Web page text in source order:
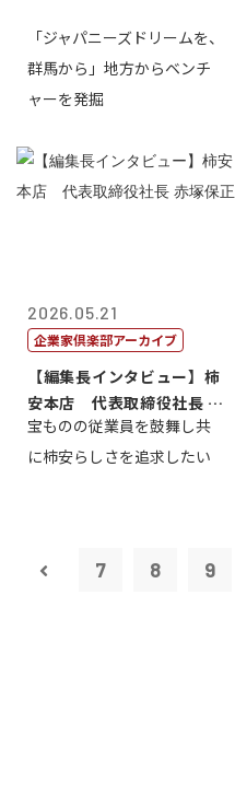
「ジャパニーズドリームを、
群馬から」地方からベンチ
ャーを発掘
2026.05.21
企業家倶楽部アーカイブ
【編集長インタビュー】柿
安本店 代表取締役社長 赤
塚保正
宝ものの従業員を鼓舞し共
に柿安らしさを追求したい
7 8 9